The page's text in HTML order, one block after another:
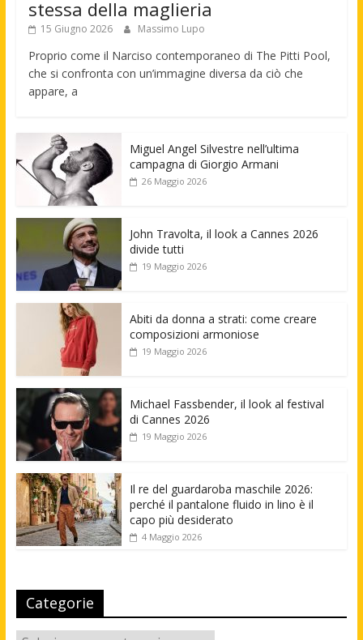
stessa della maglieria
15 Giugno 2026 Massimo Lupo
Proprio come il Narciso contemporaneo di The Pitti Pool,
che si confronta con un’immagine diversa da ciò che
appare, a
Miguel Angel Silvestre nell’ultima
campagna di Giorgio Armani
26 Maggio 2026
John Travolta, il look a Cannes 2026
divide tutti
19 Maggio 2026
Abiti da donna a strati: come creare
composizioni armoniose
19 Maggio 2026
Michael Fassbender, il look al festival
di Cannes 2026
19 Maggio 2026
Il re del guardaroba maschile 2026:
perché il pantalone fluido in lino è il
capo più desiderato
4 Maggio 2026
Categorie